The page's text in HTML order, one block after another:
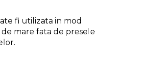
fi utilizata in mod
mare fata de presele